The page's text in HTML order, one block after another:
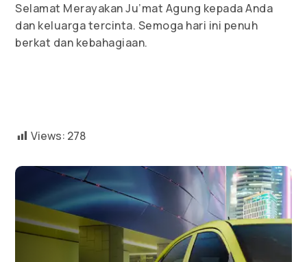
Selamat Merayakan Ju’mat Agung kepada Anda
dan keluarga tercinta. Semoga hari ini penuh
berkat dan kebahagiaan.
Views: 278